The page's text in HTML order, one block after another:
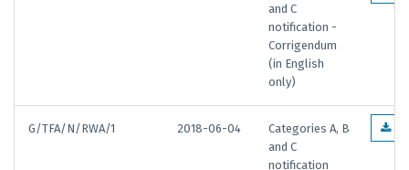
and C
notification -
Corrigendum
(in English
only)
G/TFA/N/RWA/1 2018-06-04
Categories A, B
and C
notification